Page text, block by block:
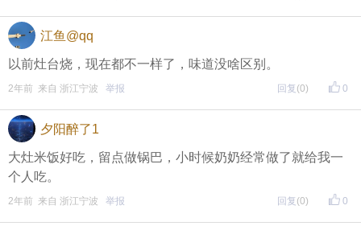
江鱼@qq
以前灶台烧，现在都不一样了，味道没啥区别。
0
2年前 来自 浙江宁波 举报 回复 (0)
夕阳醉了1
大灶米饭好吃，留点做锅巴，小时候奶奶经常做了就给我一
个人吃。
0
2年前 来自 浙江宁波 举报 回复 (0)